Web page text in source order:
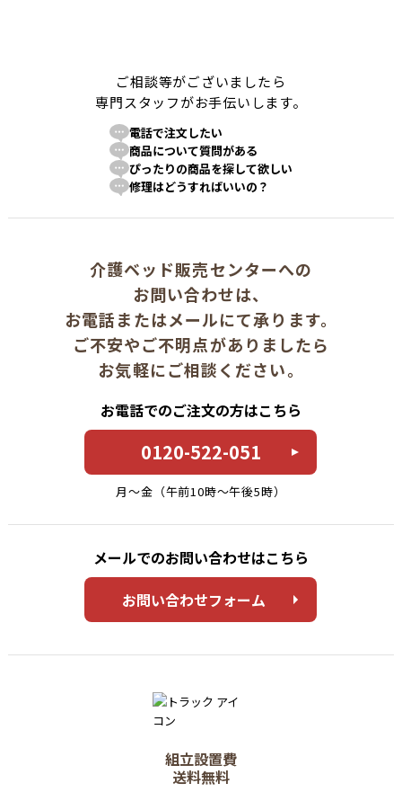
ご相談等がございましたら
専門スタッフがお手伝いします。
電話で注文したい
商品について質問がある
ぴったりの商品を探して欲しい
修理はどうすればいいの？
介護ベッド販売センターへの
お問い合わせは、
お電話またはメールにて承ります。
ご不安やご不明点がありましたら
お気軽にご相談ください。
お電話でのご注文の方はこちら
0120-522-051
月〜金（午前10時〜午後5時）
メールでのお問い合わせはこちら
お問い合わせフォーム
組立設置費
送料無料